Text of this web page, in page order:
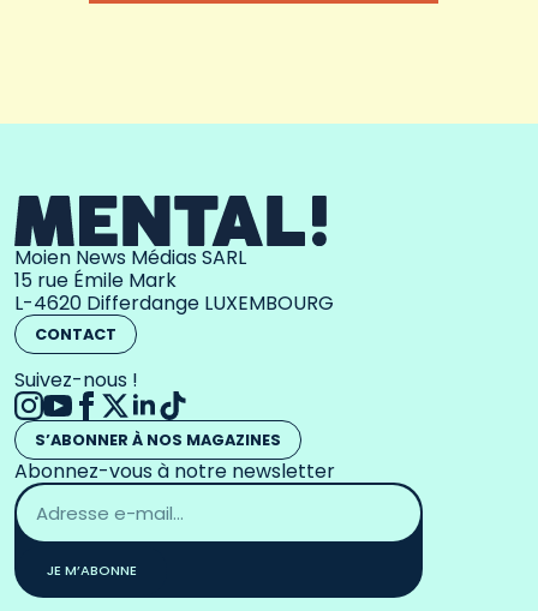
Moien News Médias SARL
15 rue Émile Mark
L-4620 Differdange LUXEMBOURG
CONTACT
Suivez-nous !
S’ABONNER À NOS MAGAZINES
Abonnez-vous à notre newsletter
Adresse
email
*
JE M’ABONNE